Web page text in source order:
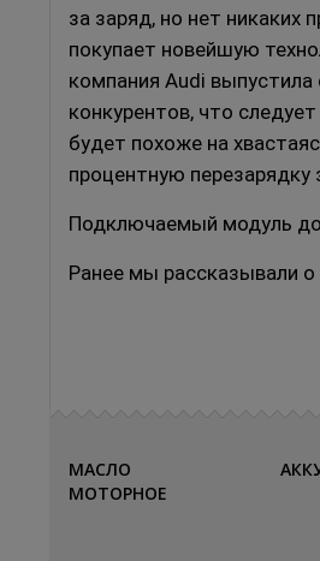
за заряд, но нет
покупает новейшую
компания Audi
конкурентов, что
будет похоже на
процентную
Подключаемый модуль
Ранее мы рассказывали
МАСЛО
МОТОРНОЕ